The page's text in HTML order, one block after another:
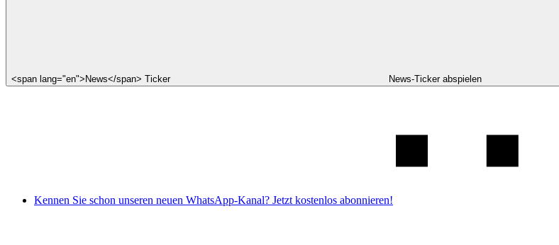
<span lang="en">News</span> Ticker News-Ticker abspielen
Kennen Sie schon unseren neuen WhatsApp-Kanal? Jetzt kostenlos abonnieren!